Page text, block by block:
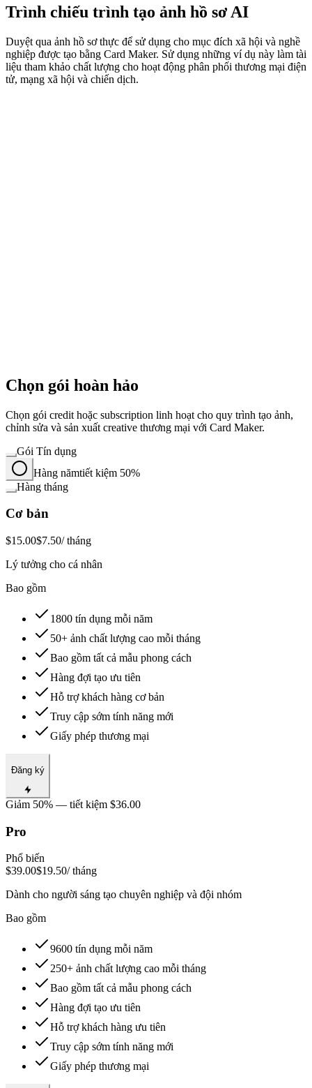
Trình chiếu trình tạo ảnh hồ sơ AI
Duyệt qua ảnh hồ sơ thực để sử dụng cho mục đích xã hội và nghề
nghiệp được tạo bằng Card Maker. Sử dụng những ví dụ này làm tài
liệu tham khảo chất lượng cho hoạt động phân phối thương mại điện
tử, mạng xã hội và chiến dịch.
Chọn gói hoàn hảo
Chọn gói credit hoặc subscription linh hoạt cho quy trình tạo ảnh,
chỉnh sửa và sản xuất creative thương mại với Card Maker.
Gói Tín dụng
Hàng nămtiết kiệm 50%
Hàng tháng
Cơ bản
$15.00$7.50/ tháng
Lý tưởng cho cá nhân
Bao gồm
1800 tín dụng mỗi năm
50+ ảnh chất lượng cao mỗi tháng
Bao gồm tất cả mẫu phong cách
Hàng đợi tạo ưu tiên
Hỗ trợ khách hàng cơ bản
Truy cập sớm tính năng mới
Giấy phép thương mại
Đăng ký
Giảm 50% — tiết kiệm $36.00
Pro
Phổ biến
$39.00$19.50/ tháng
Dành cho người sáng tạo chuyên nghiệp và đội nhóm
Bao gồm
9600 tín dụng mỗi năm
250+ ảnh chất lượng cao mỗi tháng
Bao gồm tất cả mẫu phong cách
Hàng đợi tạo ưu tiên
Hỗ trợ khách hàng ưu tiên
Truy cập sớm tính năng mới
Giấy phép thương mại